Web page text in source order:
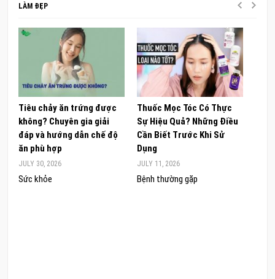
LÀM ĐẸP
Tiêu chảy ăn trứng được
không? Chuyên gia giải
đáp và hướng dẫn chế độ
ăn phù hợp
JULY 30, 2026
Sức khỏe
Thuốc Mọc Tóc Có Thực
Sự Hiệu Quả? Những Điều
Cần Biết Trước Khi Sử
Dụng
JULY 11, 2026
Bệnh thường gặp